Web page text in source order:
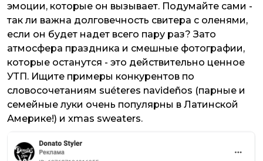
эмоции, которые он вызывает. Подумайте сами -
так ли важна долговечность свитера с оленями,
если он будет надет всего пару раз? Зато
атмосфера праздника и смешные фотографии,
которые останутся - это действительно ценное
УТП. Ищите примеры конкурентов по
словосочетаниям suéteres navideños (парные и
семейные луки очень популярны в Латинской
Америке!) и xmas sweaters.